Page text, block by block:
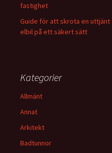
fastighet
Guide för att skrota en uttjänt
elbil på ett säkert sätt
Kategorier
Allmänt
Annat
Arkitekt
Badtunnor